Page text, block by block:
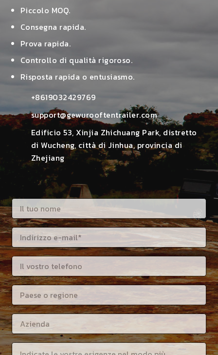
Piccolo MOQ.
Consegna rapida.
Prova rapida.
Controllo di qualità rigoroso.
Risposta rapida o entusiasmo.
+8619032429769
support@gewurooftentrailer.com
Edificio 53, Xinjia Zhichuang Park, distretto
di Wucheng, città di Jinhua, provincia di
Zhejiang